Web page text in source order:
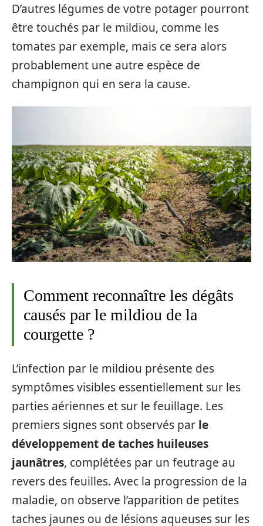
D’autres légumes de votre potager pourront
être touchés par le mildiou, comme les
tomates par exemple, mais ce sera alors
probablement une autre espèce de
champignon qui en sera la cause.
Comment reconnaître les dégâts
causés par le mildiou de la
courgette ?
L’infection par le mildiou présente des
symptômes visibles essentiellement sur les
parties aériennes et sur le feuillage. Les
premiers signes sont observés par le
développement de taches huileuses
jaunâtres, complétées par un feutrage au
revers des feuilles. Avec la progression de la
maladie, on observe l’apparition de petites
taches jaunes ou de lésions aqueuses sur les